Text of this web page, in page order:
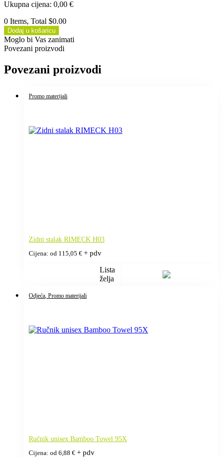
Ukupna cijena: 0,00 €
0 Items, Total $0.00
Dodaj u košaricu
Moglo bi Vas zanimati
Povezani proizvodi
Povezani proizvodi
Promo materijali
Zidni stalak RIMECK H03
Cijena: od 115,05 € + pdv
Lista
želja
Odjeća , Promo materijali
Ručnik unisex Bamboo Towel 95X
Cijena: od 6,88 € + pdv